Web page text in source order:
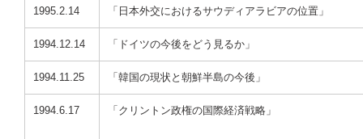
1995.2.14 「日本外交におけるサウディアラビアの位置」
1994.12.14 「ドイツの今後をどう見るか」
1994.11.25 「韓国の現状と朝鮮半島の今後」
1994.6.17 「クリントン政権の国際経済戦略」